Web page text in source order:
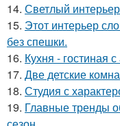
14. Светлый
15. Этот интерьер
без спешки.
16. Кухня - гостиная
17. Две детские
18. Студия с
19. Главные тренды